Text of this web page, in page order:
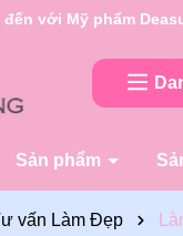
và chương trình
Sản phẩm
vấn Làm Đẹp